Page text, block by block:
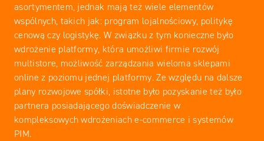
asortymentem, jednak mają też wiele elementów
wspólnych, takich jak: program lojalnościowy, politykę
cenową czy logistykę. W związku z tym konieczne było
wdrożenie platformy, która umożliwi firmie rozwój
multistore, możliwość zarządzania wieloma sklepami
online z poziomu jednej platformy. Ze względu na dalsze
plany rozwojowe spółki, istotne było pozyskanie też było
partnera posiadającego doświadczenie w
kompleksowych wdrożeniach e-commerce i systemów
PIM.